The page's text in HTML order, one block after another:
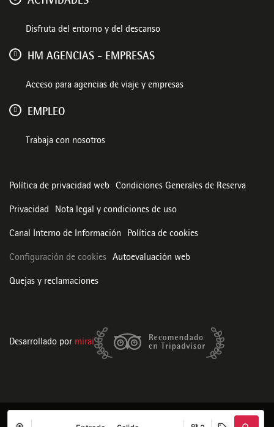
Disfruta del entorno y del descanso
HM AGENCIAS - EMPRESAS
Acceso para agencias de viaje y empresas
EMPLEO
Trabaja con nosotros
Política de privacidad web Condiciones Generales de Reserva
Privacidad Nota legal y condiciones de uso
Canal Interno de Información Política de cookies
Configuración de cookies Autoevaluación web
Quejas y reclamaciones
Desarrollado por mirai